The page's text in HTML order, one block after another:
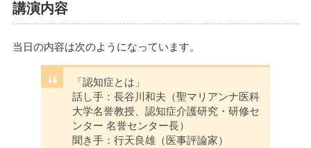
講演内容
当日の内容は次のようになっています。
「認知症とは」
話し手：長谷川和夫（聖マリアンナ医科
大学名誉教授、認知症介護研究・研修セ
ンター 名誉センター長）
聞き手：行天良雄（医事評論家）